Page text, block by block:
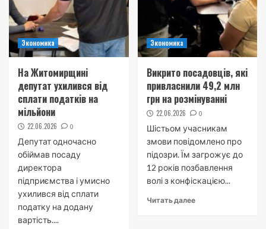
Экономика
На Житомирщині
депутат ухилився від
сплати податків на
мільйони
22.06.2026 0
Депутат одночасно
обіймав посаду
директора
підприємства і умисно
ухилився від сплати
податку на додану
вартість....
Экономика
Викрито посадовців, які
привласнили 49,2 млн
грн на розмінуванні
22.06.2026 0
Шістьом учасникам
змови повідомлено про
підозри. Їм загрожує до
12 років позбавлення
волі з конфіскацією...
Читать далее